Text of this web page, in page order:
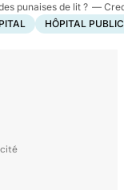
punaises de lit ?
HÔPITAL PUBLIC